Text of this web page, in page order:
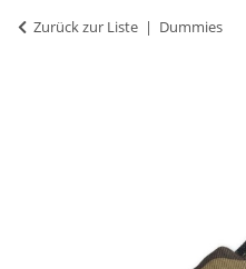
Zurück zur Liste Dummies